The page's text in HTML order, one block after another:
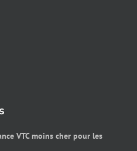
VTC moins cher pour les